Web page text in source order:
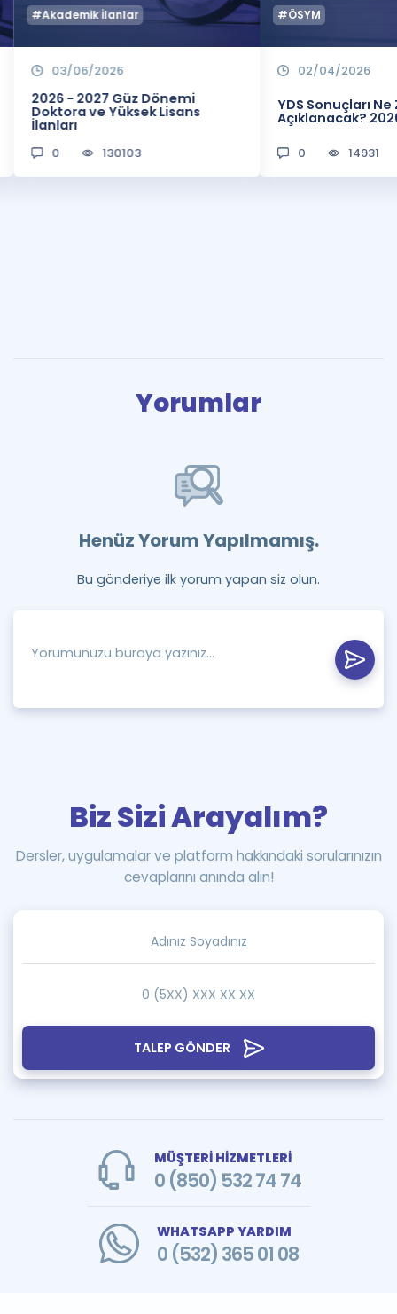
#Akademik İlanlar
03/06/2026
2026 - 2027 Güz Dönemi
Doktora ve Yüksek Lisans
İlanları
0 130103
#ÖSYM
02/04/2026
YDS Sonuçları
Açıklanacak?
0 14931
Yorumlar
Henüz Yorum Yapılmamış.
Bu gönderiye ilk yorum yapan siz olun.
TALEP GÖNDER
Biz Sizi Arayalım?
Dersler, uygulamalar ve platform hakkındaki sorularınızın
cevaplarını anında alın!
MÜŞTERİ HİZMETLERİ
0 (850) 532 74 74
WHATSAPP YARDIM
0 (532) 365 01 08